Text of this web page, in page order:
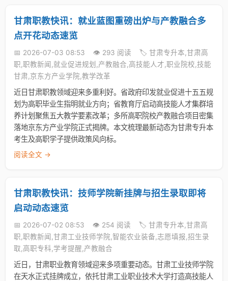
甘肃职教快讯：就业蓝图重磅出炉与产教融合多
点开花动态速览
📅 2026-07-03 08:53 👁️ 293 阅读
🏷️ 甘肃专升本,甘肃高
职,职教新闻,就业促进规划,产教融合,高技能人才,职业院校,技能
甘肃,京东方产业学院,教学改革
近日甘肃职教领域迎来多重利好。省政府印发就业促进十五五规
划为高职毕业生指明就业方向；省教育厅启动高技能人才集群培
养计划聚焦五大教学要素改革；多所高职院校产教融合项目密集
落地京东方产业学院正式揭牌。本文梳理最新动态为甘肃专升本
考生及高职学子提供政策风向标。
阅读全文 →
甘肃职教快讯：技师学院新挂牌与招生录取即将
启动动态速览
📅 2026-07-02 08:53 👁️ 254 阅读
🏷️ 甘肃专升本,甘肃高
职,职教新闻,甘肃工业技师学院,智能农业装备,志愿填报,招生录
取,高职专科,学考提醒,产教融合
近日，甘肃职业教育领域迎来多项重要动态。甘肃工业技师学院
在天水正式挂牌成立，依托甘肃工业职业技术大学打造高技能人